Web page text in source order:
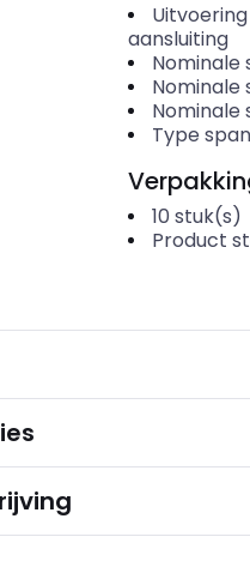
aansluiting
Nominale
Nominale
Nominale
Type
10 stuk(s)
Product